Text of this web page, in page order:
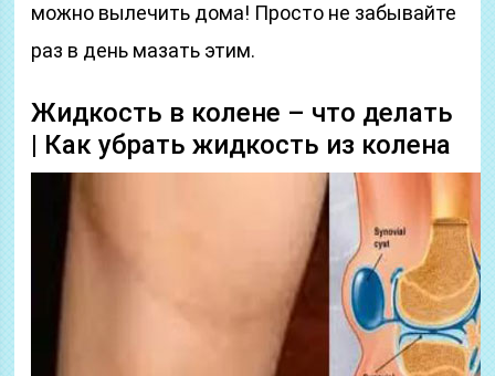
можно вылечить дома! Просто не забывайте
раз в день мазать этим.
Жидкость в колене – что делать
| Как убрать жидкость из колена